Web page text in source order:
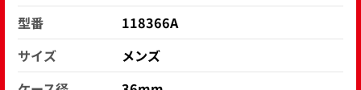
型番
118366A
サイズ
メンズ